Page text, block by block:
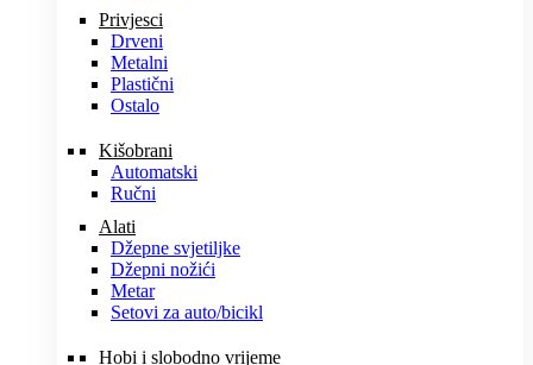
Privjesci
Drveni
Metalni
Plastični
Ostalo
Kišobrani
Automatski
Ručni
Alati
Džepne svjetiljke
Džepni nožići
Metar
Setovi za auto/bicikl
Hobi i slobodno vrijeme